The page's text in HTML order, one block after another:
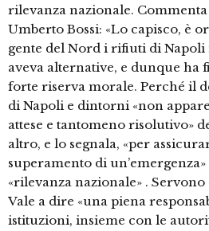
rilevanza nazionale.
Umberto Bossi: «Lo capisco, è
gente del Nord i rifiuti di
aveva alternative, e dunque ha
forte riserva morale. Perché il
di Napoli e dintorni «non
attese e tantomeno risolutivo»
altro, e lo segnala, «per
superamento di
«rilevanza nazionale» .
Vale a dire «una piena
istituzioni, insieme con le